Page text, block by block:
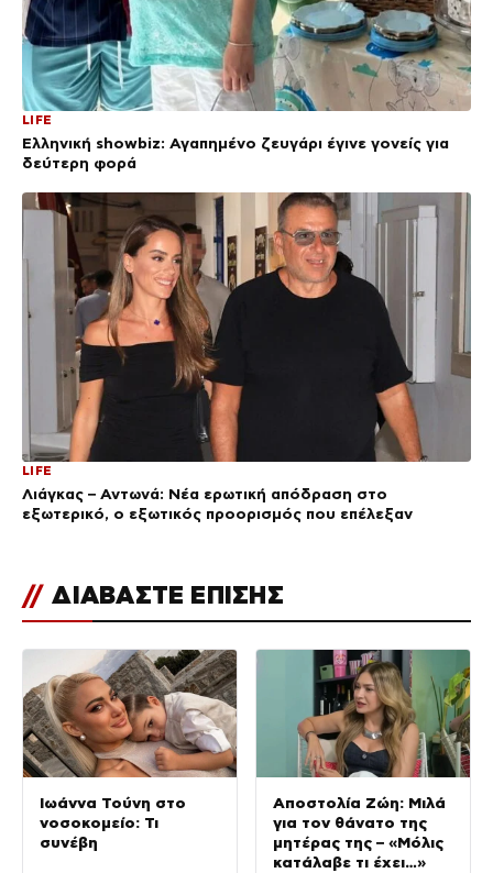
LIFE
Ελληνική showbiz: Αγαπημένο ζευγάρι έγινε γονείς για
δεύτερη φορά
LIFE
Λιάγκας – Αντωνά: Νέα ερωτική απόδραση στο
εξωτερικό, ο εξωτικός προορισμός που επέλεξαν
// ΔΙΑΒΑΣΤΕ ΕΠΙΣΗΣ
Ιωάννα Τούνη στο
νοσοκομείο: Τι
συνέβη
Αποστολία Ζώη: Μιλά
για τον θάνατο της
μητέρας της – «Μόλις
κατάλαβε τι έχει…»